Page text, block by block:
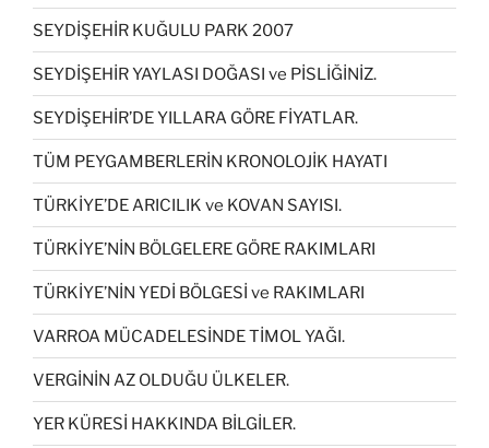
SEYDİŞEHİR KUĞULU PARK 2007
SEYDİŞEHİR YAYLASI DOĞASI ve PİSLİĞİNİZ.
SEYDİŞEHİR’DE YILLARA GÖRE FİYATLAR.
TÜM PEYGAMBERLERİN KRONOLOJİK HAYATI
TÜRKİYE’DE ARICILIK ve KOVAN SAYISI.
TÜRKİYE’NİN BÖLGELERE GÖRE RAKIMLARI
TÜRKİYE’NİN YEDİ BÖLGESİ ve RAKIMLARI
VARROA MÜCADELESİNDE TİMOL YAĞI.
VERGİNİN AZ OLDUĞU ÜLKELER.
YER KÜRESİ HAKKINDA BİLGİLER.